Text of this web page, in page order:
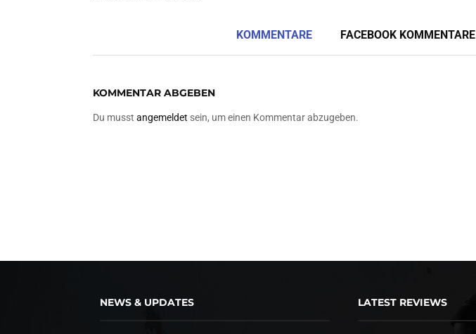
KOMMENTARE FACEBOOK KOMMENTARE
KOMMENTAR ABGEBEN
Du musst angemeldet sein, um einen Kommentar abzugeben.
NEWS & UPDATES LATEST REVIEWS